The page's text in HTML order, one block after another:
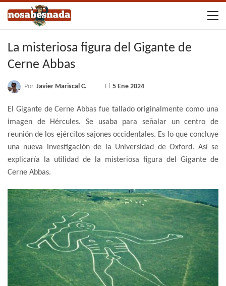
La misteriosa figura del Gigante de
Cerne Abbas
Por Javier Mariscal C. El 5 Ene 2024
El Gigante de Cerne Abbas fue tallado originalmente como una
imagen de Hércules. Se usaba para señalar un centro de
reunión de los ejércitos sajones occidentales. Es lo que concluye
una nueva investigación de la Universidad de Oxford. Así se
explicaría la utilidad de la misteriosa figura del Gigante de
Cerne Abbas.